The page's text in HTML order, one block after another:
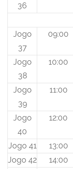
36
Jogo
37
09:00
Jogo
38
10:00
Jogo
39
11:00
Jogo
40
12:00
Jogo 41 13:00
Jogo 42
14:00